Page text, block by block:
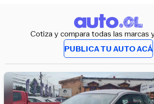
Cotiza y compara todas las marcas
PUBLICA TU AUTO ACÁ